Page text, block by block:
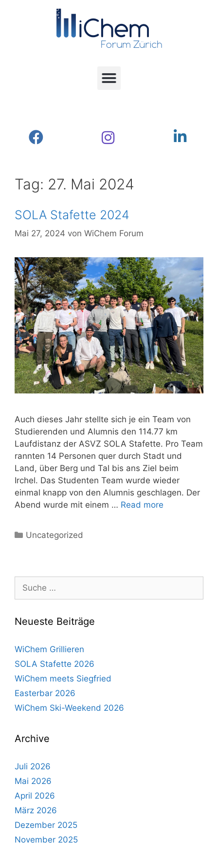
Tag: 27. Mai 2024
SOLA Stafette 2024
Mai 27, 2024 von WiChem Forum
Auch dieses Jahr stellte sich je ein Team von
Studierenden und Alumnis den 114.77 km
Laufdistanz der ASVZ SOLA Stafette. Pro Team
rannten 14 Personen quer durch Stadt und
Land, über Berg und Tal bis ans Ziel beim
Irchel. Das Studenten Team wurde wieder
einmal knapp von den Alumnis geschlagen. Der
Abend wurde mit einem … Read more
Uncategorized
Neueste Beiträge
WiChem Grillieren
SOLA Stafette 2026
WiChem meets Siegfried
Easterbar 2026
WiChem Ski-Weekend 2026
Archive
Juli 2026
Mai 2026
April 2026
März 2026
Dezember 2025
November 2025